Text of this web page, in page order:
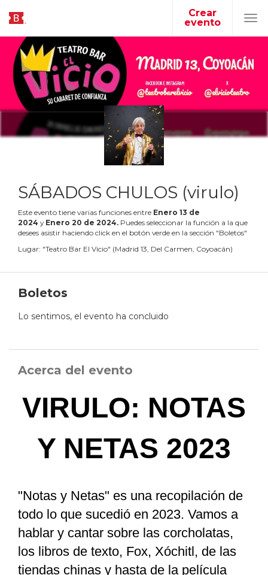
Crear
evento
SÁBADOS CHULOS (virulo)
Este evento tiene varias funciones entre Enero 13 de
2024 y Enero 20 de 2024. Puedes seleccionar la función a la que
desees asistir haciendo click en el botón verde en la sección "Boletos"
Lugar: "Teatro Bar El Vicio" (Madrid 13, Del Carmen, Coyoacán)
Boletos
Lo sentimos, el evento ha concluido
Acerca del evento
VIRULO: NOTAS
Y NETAS 2023
"Notas y Netas" es una recopilación de
todo lo que sucedió en 2023. Vamos a
hablar y cantar sobre las corcholatas,
los libros de texto, Fox, Xóchitl, de las
tiendas chinas y hasta de la película